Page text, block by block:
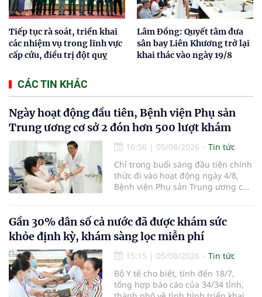
Tiếp tục rà soát, triển khai
các nhiệm vụ trong lĩnh vực
cấp cứu, điều trị đột quỵ
Lâm Đồng: Quyết tâm đưa
sân bay Liên Khương trở lại
khai thác vào ngày 19/8
CÁC TIN KHÁC
Ngày hoạt động đầu tiên, Bệnh viện Phụ sản
Trung ương cơ sở 2 đón hơn 500 lượt khám
16:56 | 05/08/2026
Tin tức
Chỉ trong buổi sáng đầu tiên chính
thức đi vào hoạt động ngày 4/8,
Bệnh viện Phụ sản Trung ương cơ
em bé đầu tiên chào đời.
Gần 30% dân số cả nước đã được khám sức
khỏe định kỳ, khám sàng lọc miễn phí
15:15 | 05/08/2026
Tin tức
Bộ Y tế cho biết, tính đến 18/7,
tổng hợp báo cáo của 34/34 tỉnh,